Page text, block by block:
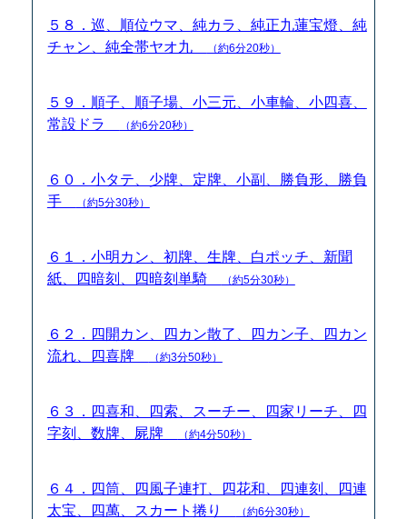
５８．巡、順位ウマ、純カラ、純正九蓮宝燈、純
チャン、純全帯ヤオ九
（約6分20秒）
５９．順子、順子場、小三元、小車輪、小四喜、
常設ドラ
（約6分20秒）
６０．小タテ、少牌、定牌、小副、勝負形、勝負
手
（約5分30秒）
６１．小明カン、初牌、生牌、白ポッチ、新聞
紙、四暗刻、四暗刻単騎
（約5分30秒）
６２．四開カン、四カン散了、四カン子、四カン
流れ、四喜牌
（約3分50秒）
６３．四喜和、四索、スーチー、四家リーチ、四
字刻、数牌、屍牌
（約4分50秒）
６４．四筒、四風子連打、四花和、四連刻、四連
太宝、四萬、スカート捲り
（約6分30秒）